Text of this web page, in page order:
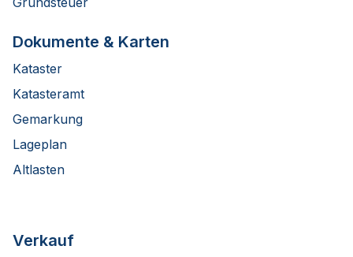
Dokumente & Karten
Kataster
Katasteramt
Gemarkung
Lageplan
Altlasten
Verkauf